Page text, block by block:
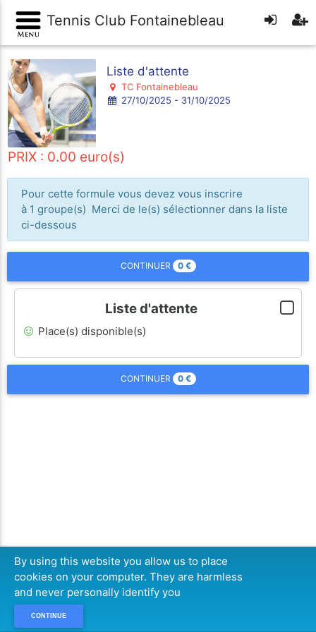
Tennis Club Fontainebleau
Liste d'attente
TC Fontainebleau
27/10/2025 - 31/10/2025
PRIX : 0.00 euro(s)
Pour cette formule vous devez vous inscrire
à 1 groupe(s) Merci de le(s) sélectionner dans la liste
ci-dessous
CONTINUER 0 €
Liste d'attente
Place(s) disponible(s)
CONTINUER 0 €
By using this website you allow us to place
cookies on your computer. They are harmless
and never personally identify you
CONTINUE